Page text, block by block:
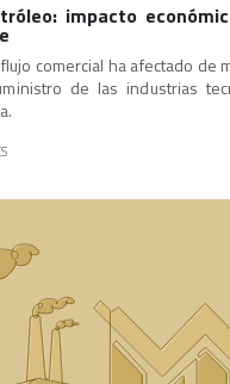
impacto
comercial ha afectado de
de las industrias